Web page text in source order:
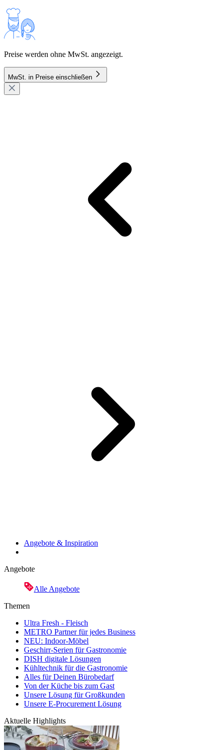
Preise werden ohne MwSt. angezeigt.
MwSt. in Preise einschließen
Angebote & Inspiration
Angebote
Alle Angebote
Themen
Ultra Fresh - Fleisch
METRO Partner für jedes Business
NEU: Indoor-Möbel
Geschirr-Serien für Gastronomie
DISH digitale Lösungen
Kühltechnik für die Gastronomie
Alles für Deinen Bürobedarf
Von der Küche bis zum Gast
Unsere Lösung für Großkunden
Unsere E-Procurement Lösung
Aktuelle Highlights